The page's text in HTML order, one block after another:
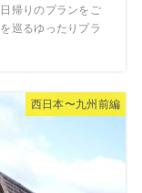
帰りのプランをご
巡るゆったりプラ
西日本〜九州前編